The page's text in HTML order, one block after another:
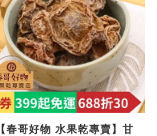
【春哥好物 水果乾專賣】甘